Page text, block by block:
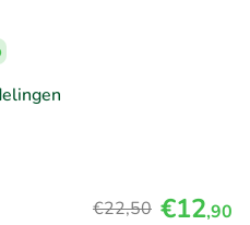
€22,50 €12,90